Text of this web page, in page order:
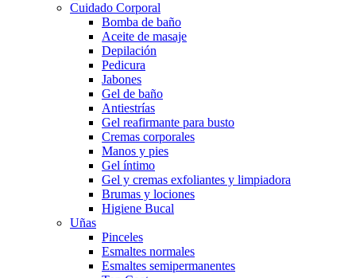
Cuidado Corporal
Bomba de baño
Aceite de masaje
Depilación
Pedicura
Jabones
Gel de baño
Antiestrías
Gel reafirmante para busto
Cremas corporales
Manos y pies
Gel íntimo
Gel y cremas exfoliantes y limpiadora
Brumas y lociones
Higiene Bucal
Uñas
Pinceles
Esmaltes normales
Esmaltes semipermanentes